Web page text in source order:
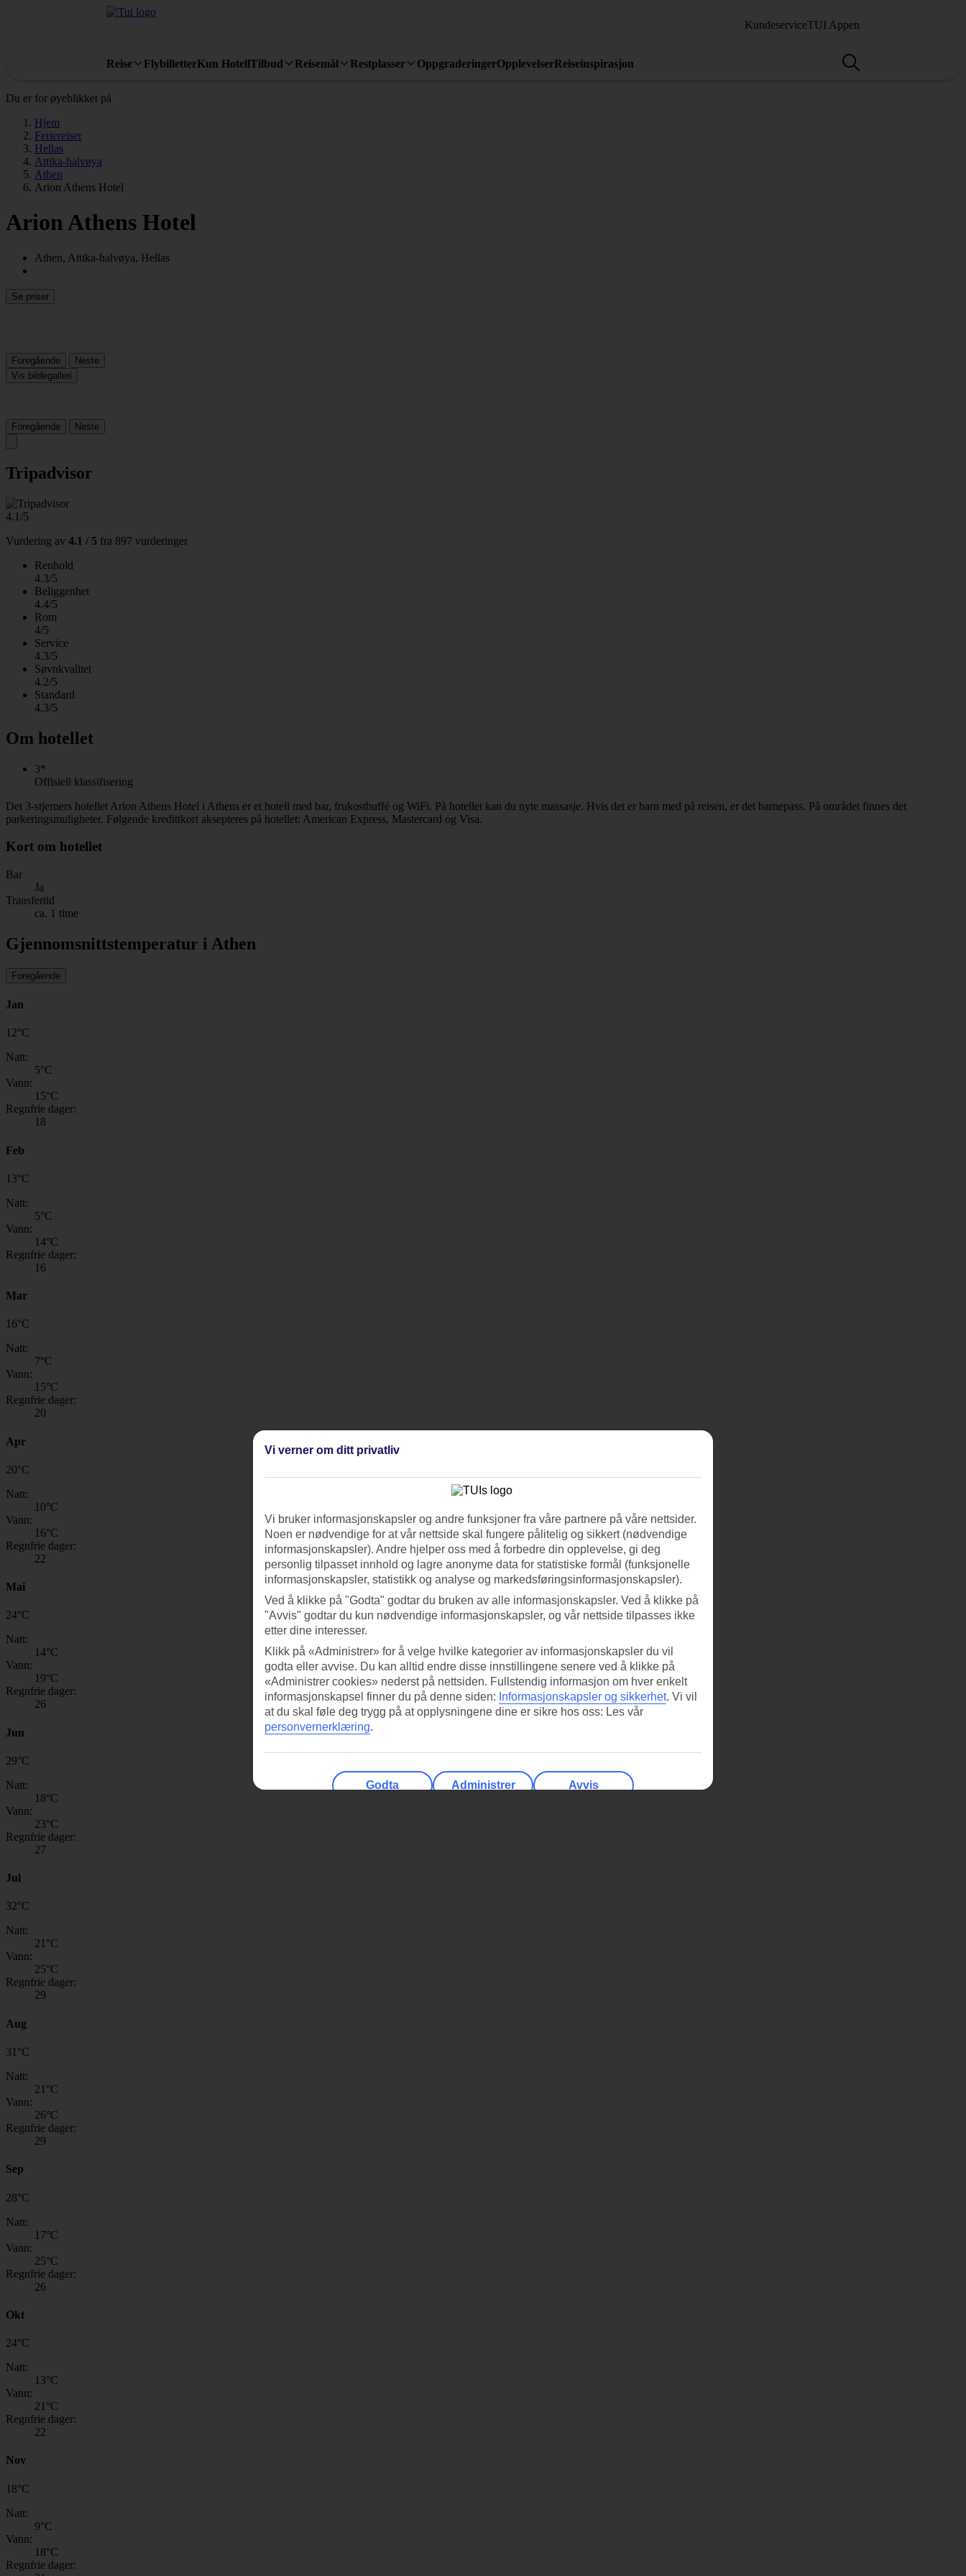
KundeserviceTUI Appen
Reise FlybilletterKun HotellTilbud Reisemål Restplasser OppgraderingerOpplevelserReiseinspirasjon
Du er for øyeblikket på
Hjem
Feriereiser
Hellas
Attika-halvøya
Athen
Arion Athens Hotel
Arion Athens Hotel
Athen, Attika-halvøya, Hellas
Se priser
Foregående
Neste
Vis bildegalleri
Foregående Neste
Tripadvisor
4.1/5
Vurdering av 4.1 / 5 fra 897 vurderinger
Renhold
4.3/5
Beliggenhet
4.4/5
Rom
4/5
Service
4.3/5
Søvnkvalitet
4.2/5
Standard
4.3/5
Om hotellet
3*
Offisiell klassifisering
Det 3-stjerners hotellet Arion Athens Hotel i Athens er et hotell med bar, frukostbuffé og WiFi. På hotellet kan du nyte massasje. Hvis det er barn med på reisen, er det barnepass. På området finnes det
parkeringsmuligheter. Følgende kredittkort aksepteres på hotellet: American Express, Mastercard og Visa.
Kort om hotellet
Bar
Ja
Transfertid
ca. 1 time
Gjennomsnittstemperatur i Athen
Foregående
Jan
12°C
Natt:
5°C
Vann:
15°C
Regnfrie dager:
18
Feb
13°C
Natt:
5°C
Vann:
14°C
Regnfrie dager:
16
Mar
16°C
Natt:
7°C
Vann:
15°C
Regnfrie dager:
20
Apr
20°C
Natt:
10°C
Vann:
16°C
Regnfrie dager:
22
Mai
24°C
Natt:
14°C
Vann:
19°C
Regnfrie dager:
26
Jun
29°C
Natt:
18°C
Vann:
23°C
Regnfrie dager:
27
Jul
32°C
Natt:
21°C
Vann:
25°C
Regnfrie dager:
29
Aug
31 °C
Natt:
21 °C
Vann:
26°C
Regnfrie dager:
29
Sep
28°C
Natt:
17°C
Vann:
25°C
Regnfrie dager:
26
Okt
24°C
Natt:
13°C
Vann:
21 °C
Regnfrie dager:
22
Nov
18°C
Natt:
9°C
Vann:
18°C
Regnfrie dager:
Vi verner om ditt privatliv
Vi bruker informasjonskapsler og andre funksjoner fra våre partnere på våre nettsider.
Noen er nødvendige for at vår nettside skal fungere pålitelig og sikkert (nødvendige
informasjonskapsler). Andre hjelper oss med å forbedre din opplevelse, gi deg
personlig tilpasset innhold og lagre anonyme data for statistiske formål (funksjonelle
informasjonskapsler, statistikk og analyse og markedsføringsinformasjonskapsler).
Ved å klikke på "Godta" godtar du bruken av alle informasjonskapsler. Ved å klikke på
"Avvis" godtar du kun nødvendige informasjonskapsler, og vår nettside tilpasses ikke
etter dine interesser.
Klikk på «Administrer» for å velge hvilke kategorier av informasjonskapsler du vil
godta eller avvise. Du kan alltid endre disse innstillingene senere ved å klikke på
«Administrer cookies» nederst på nettsiden. Fullstendig informasjon om hver enkelt
informasjonskapsel finner du på denne siden: Informasjonskapsler og sikkerhet. Vi vil
at du skal føle deg trygg på at opplysningene dine er sikre hos oss: Les vår
personvernerklæring.
Godta Administrer Avvis